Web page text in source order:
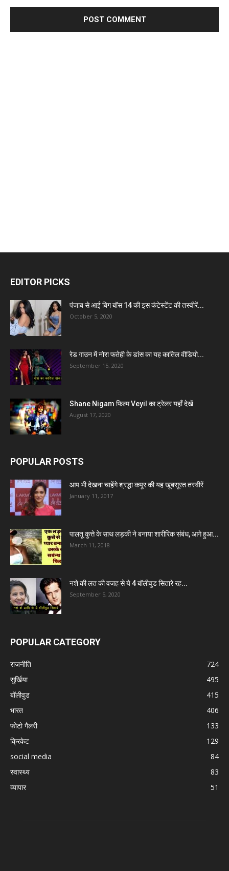
EDITOR PICKS
पंजाब से आई बिग बॉस 14 की इस कंटेस्टेंट की तस्वीरें...
October 5, 2020
रेड गाउन में नोरा फतेही के डांस का यह कातिल वीडियो...
September 15, 2020
Shane Nigam फिल्म Veyil का ट्रेलर यहाँ देखें
August 17, 2020
POPULAR POSTS
आप भी देखना चाहेंगे श्रद्धा कपूर की यह खूबसूरत तस्वीरें
January 11, 2017
पालतू कुत्ते के साथ लड़की ने बनाया शारीरिक संबंध, आगे हुआ...
March 11, 2018
नशे की लत की वजह से ये 4 बॉलीवुड सितारे रह...
September 5, 2020
POPULAR CATEGORY
राजनीति
724
सुर्खिया
495
बॉलीवुड
415
भारत
406
फोटो गैलरी
133
क्रिकेट
129
social media
84
स्वास्थ्य
83
व्यापार
51